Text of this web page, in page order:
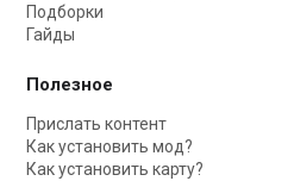
Подборки
Гайды
Полезное
Прислать контент
Как установить мод?
Как установить карту?